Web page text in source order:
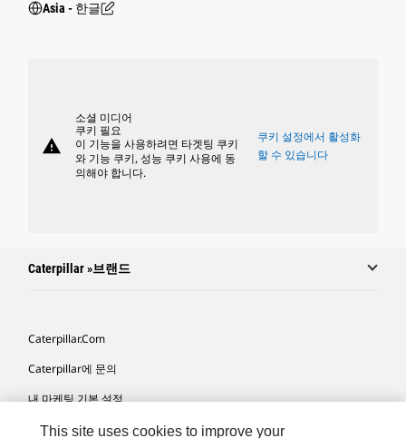
Asia - 한글
warning
소셜 미디어
쿠키 필요
이 기능을 사용하려면 타겟팅 쿠키
와 기능 쿠키, 성능 쿠키 사용에 동
의해야 합니다.
쿠키 설정에서 활성화
할 수 있습니다
Caterpillar »브랜드
Caterpillar.com
Caterpillar에 문의
내 마케팅 기본 설정
사이트 맵
This site uses cookies to improve your